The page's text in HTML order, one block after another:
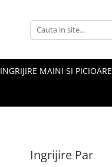
INGRIJIRE MAINI SI PICIOARE
Ingrijire Par